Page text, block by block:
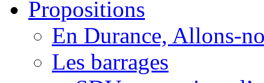
Propositions
En Durance, Allons-
Les barrages